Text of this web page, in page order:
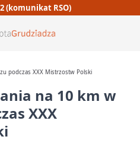
(komunikat RSO)
podczas XXX Mistrzostw Polski
na 10 km w
XXX